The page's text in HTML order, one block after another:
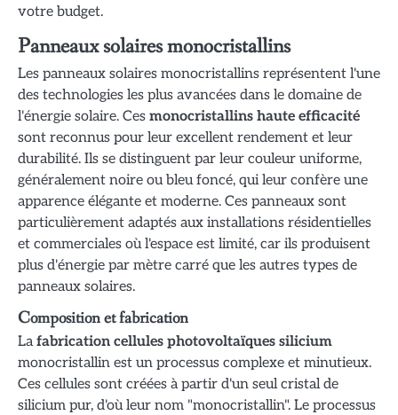
votre budget.
Panneaux solaires monocristallins
Les panneaux solaires monocristallins représentent l'une
des technologies les plus avancées dans le domaine de
l'énergie solaire. Ces monocristallins haute efficacité
sont reconnus pour leur excellent rendement et leur
durabilité. Ils se distinguent par leur couleur uniforme,
généralement noire ou bleu foncé, qui leur confère une
apparence élégante et moderne. Ces panneaux sont
particulièrement adaptés aux installations résidentielles
et commerciales où l'espace est limité, car ils produisent
plus d'énergie par mètre carré que les autres types de
panneaux solaires.
Composition et fabrication
Lafabrication cellules photovoltaïques silicium
monocristallin est un processus complexe et minutieux.
Ces cellules sont créées à partir d'un seul cristal de
silicium pur, d'où leur nom "monocristallin". Le processus